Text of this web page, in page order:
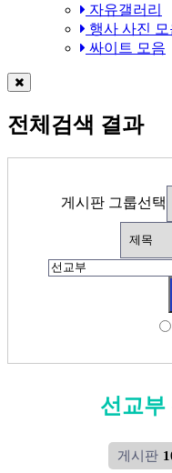
자유갤러리
행사 사진 모
싸이트 모음
전체검색 결과
게시판 그룹선택
선교부
게시판